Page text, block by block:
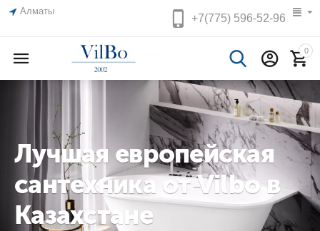
Алматы
+7(775)596-52-96
0
Лучшая европейская
сантехника от Vilbo в
Казахстане